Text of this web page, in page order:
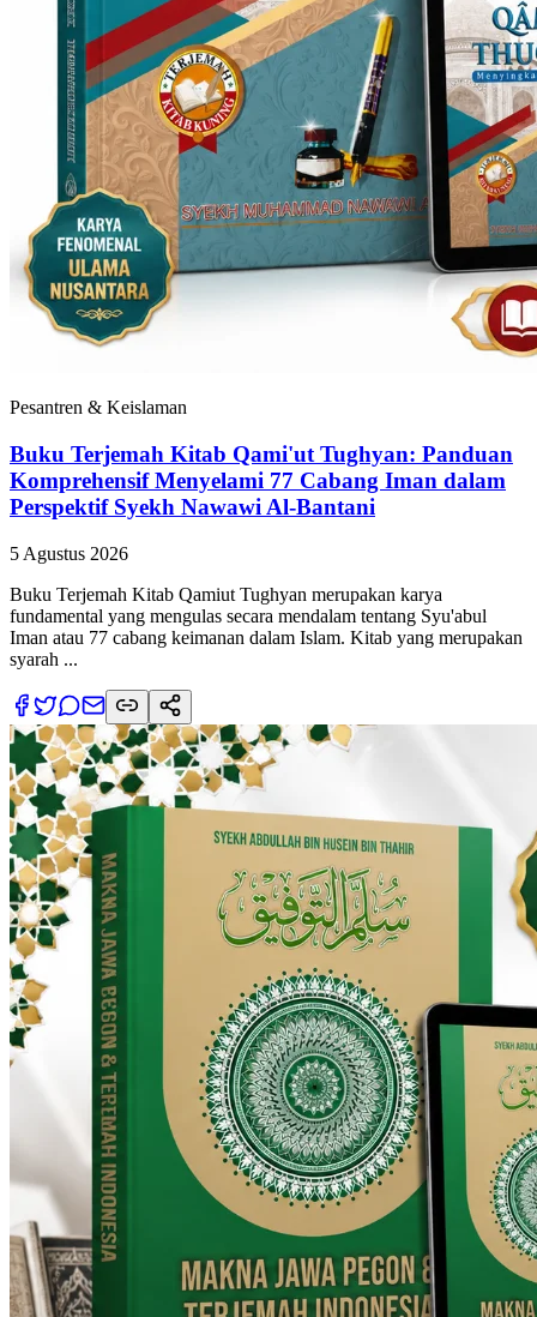
Pesantren & Keislaman
Buku Terjemah Kitab Qami'ut Tughyan: Panduan
Komprehensif Menyelami 77 Cabang Iman dalam
Perspektif Syekh Nawawi Al-Bantani
5 Agustus 2026
Buku Terjemah Kitab Qamiut Tughyan merupakan karya
fundamental yang mengulas secara mendalam tentang Syu'abul
Iman atau 77 cabang keimanan dalam Islam. Kitab yang merupakan
syarah ...